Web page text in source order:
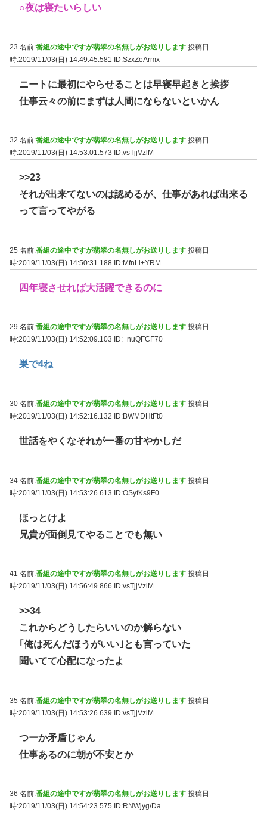
○夜は寝たいらしい
23 名前:番組の途中ですが翡翠の名無しがお送りします 投稿日
時:2019/11/03(日) 14:49:45.581 ID:SzxZeArmx
ニートに最初にやらせることは早寝早起きと挨拶
仕事云々の前にまずは人間にならないといかん
32 名前:番組の途中ですが翡翠の名無しがお送りします 投稿日
時:2019/11/03(日) 14:53:01.573
ID:vsTjjVzlM
>>23
それが出来てないのは認めるが、仕事があれば出来る
って言ってやがる
25 名前:番組の途中ですが翡翠の名無しがお送りします 投稿日
時:2019/11/03(日) 14:50:31.188 ID:MfnLl+YRM
四年寝させれば大活躍できるのに
29 名前:番組の途中ですが翡翠の名無しがお送りします 投稿日
時:2019/11/03(日) 14:52:09.103
ID:+nuQFCF70
巣で4ね
30 名前:番組の途中ですが翡翠の名無しがお送りします 投稿日
時:2019/11/03(日) 14:52:16.132
ID:BWMDHtFt0
世話をやくなそれが一番の甘やかしだ
34 名前:番組の途中ですが翡翠の名無しがお送りします 投稿日
時:2019/11/03(日) 14:53:26.613 ID:OSyfKs9F0
ほっとけよ
兄貴が面倒見てやることでも無い
41 名前:番組の途中ですが翡翠の名無しがお送りします 投稿日
時:2019/11/03(日) 14:56:49.866
ID:vsTjjVzlM
>>34
これからどうしたらいいのか解らない
｢俺は死んだほうがいい｣とも言っていた
聞いてて心配になったよ
35 名前:番組の途中ですが翡翠の名無しがお送りします 投稿日
時:2019/11/03(日) 14:53:26.639 ID:vsTjjVzlM
つーか矛盾じゃん
仕事あるのに朝が不安とか
36 名前:番組の途中ですが翡翠の名無しがお送りします 投稿日
時:2019/11/03(日) 14:54:23.575
ID:RNWjyg/Da